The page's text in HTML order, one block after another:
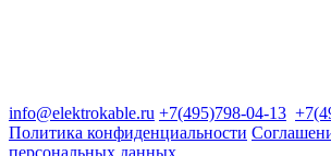
info@elektrokable.ru +7(495)798-04-13
Политика конфиденциальности